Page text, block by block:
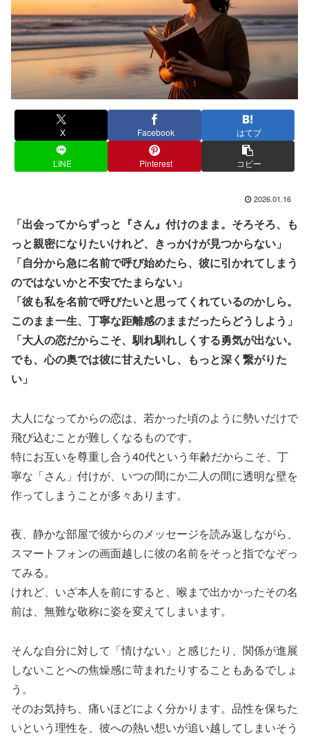
X Facebook はてブ
LINE Pinterest コピー
2026.01.16
「出会ってからずっと『さん』付けのまま。そろそろ、も
っと親密になりたいけれど、きっかけが見つからない」
「自分から急に名前で呼び始めたら、彼に引かれてしまう
のではないかと不安でたまらない」
「彼も私を名前で呼びたいと思ってくれているのかしら。
このまま一生、丁寧な距離感のままだったらどうしよう」
「大人の恋だからこそ、馴れ馴れしくする勇気が出ない。
でも、心の奥では彼に甘えたいし、もっと深く繋がりた
い」
大人になってからの恋は、若かった頃のように勢いだけで
飛び込むことが難しくなるものです。
特にお互いを尊重し合う40代という年齢だからこそ、丁
寧な「さん」付けが、いつの間にか二人の間に透明な壁を
作ってしまうことが多々あります。
夜、静かな部屋で彼からのメッセージを読み返しながら、
スマートフォンの画面越しに彼の名前をそっと指でなぞっ
てみる。
けれど、いざ本人を前にすると、喉まで出かかったその名
前は、無難な敬称に姿を変えてしまいます。
そんな自分に対して「情けない」と感じたり、関係が進展
しないことへの焦燥感に苛まれたりすることもあるでしょ
う。
そのお気持ち、痛いほどによく分かります。品性を保ちた
いという理性を、彼への熱い想いが追い越してしまいそう